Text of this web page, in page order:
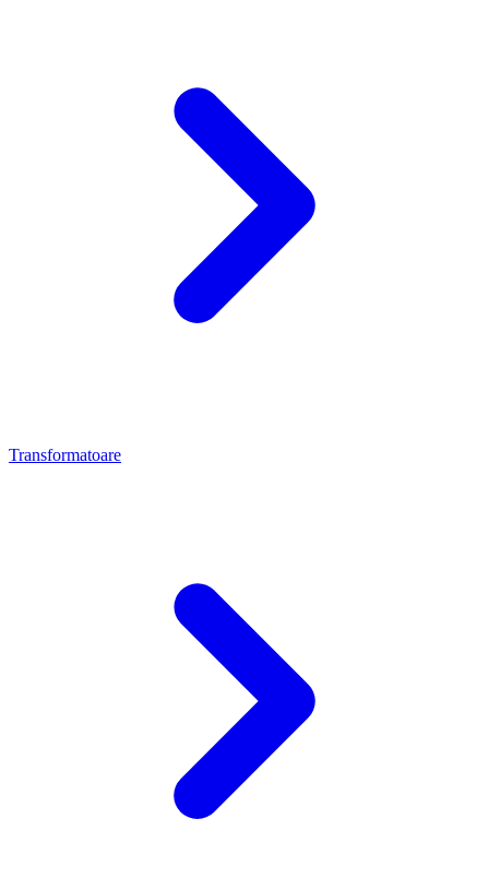
Transformatoare